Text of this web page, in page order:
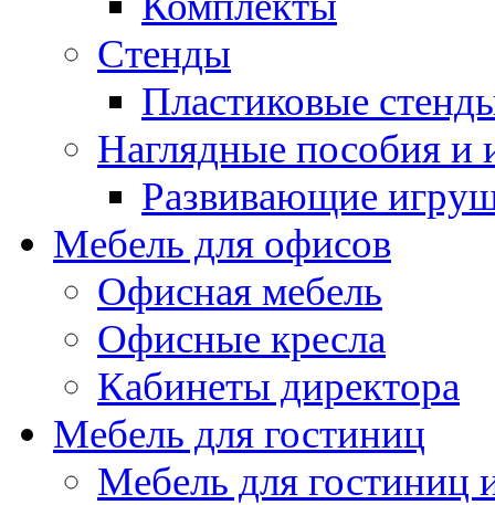
Стенды
Пластиковые
Наглядные пособия и
Развивающие
Мебель для офисов
Офисная мебель
Офисные кресла
Кабинеты директора
Мебель для гостиниц
Мебель для